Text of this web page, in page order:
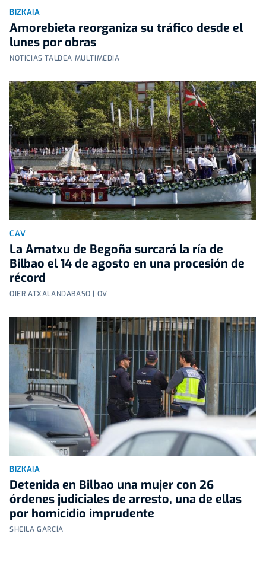
BIZKAIA
Amorebieta reorganiza su tráfico desde el
lunes por obras
NOTICIAS TALDEA MULTIMEDIA
CAV
La Amatxu de Begoña surcará la ría de
Bilbao el 14 de agosto en una procesión de
récord
OIER ATXALANDABASO | OV
BIZKAIA
Detenida en Bilbao una mujer con 26
órdenes judiciales de arresto, una de ellas
por homicidio imprudente
SHEILA GARCÍA